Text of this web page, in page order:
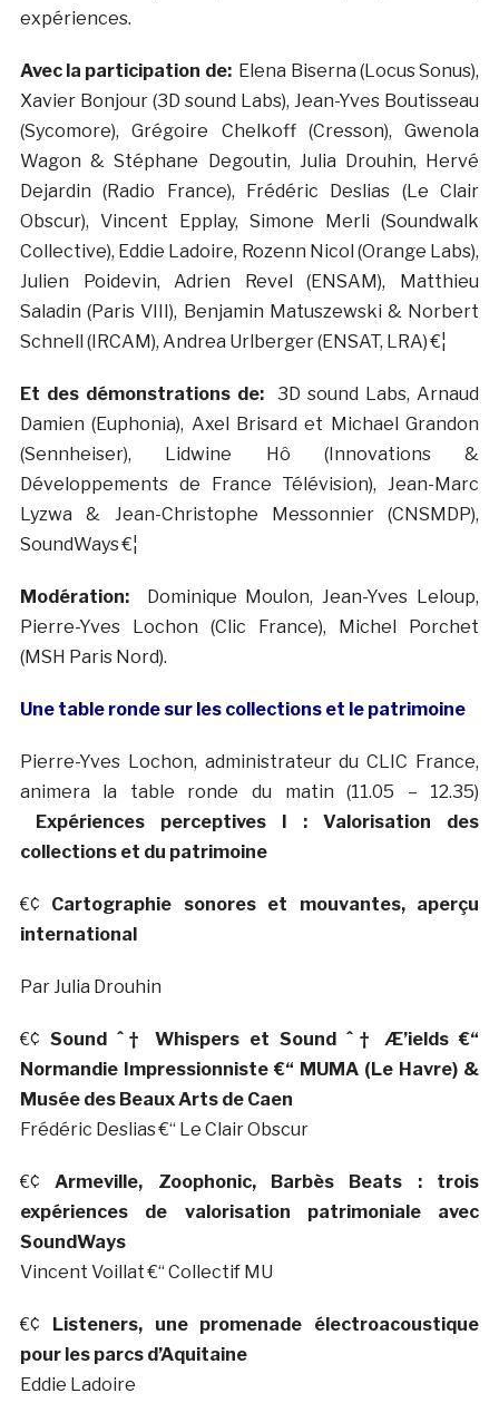
expériences.
Avec la participation de: Elena Biserna (Locus Sonus),
Xavier Bonjour (3D sound Labs), Jean-Yves Boutisseau
(Sycomore), Grégoire Chelkoff (Cresson), Gwenola
Wagon & Stéphane Degoutin, Julia Drouhin, Hervé
Dejardin (Radio France), Frédéric Deslias (Le Clair
Obscur), Vincent Epplay, Simone Merli (Soundwalk
Collective), Eddie Ladoire, Rozenn Nicol (Orange Labs),
Julien Poidevin, Adrien Revel (ENSAM), Matthieu
Saladin (Paris VIII), Benjamin Matuszewski & Norbert
Schnell (IRCAM), Andrea Urlberger (ENSAT, LRA) €¦
Et des démonstrations de:3D sound Labs, Arnaud
Damien (Euphonia), Axel Brisard et Michael Grandon
(Sennheiser), Lidwine Hô (Innovations &
Développements de France Télévision), Jean-Marc
Lyzwa & Jean-Christophe Messonnier (CNSMDP),
SoundWays €¦
Modération: Dominique Moulon, Jean-Yves Leloup,
Pierre-Yves Lochon (Clic France), Michel Porchet
(MSH Paris Nord).
Une table ronde sur les collections et le patrimoine
Pierre-Yves Lochon, administrateur du CLIC France,
animera la table ronde du matin (11.05 – 12.35)
Expériences perceptives I : Valorisation des
collections et du patrimoine
€¢ Cartographie sonores et mouvantes, aperçu
international
Par Julia Drouhin
€¢ Sound ˆ† Whispers et Sound ˆ† Æ’ields €“
Normandie Impressionniste €“ MUMA (Le Havre) &
Musée des Beaux Arts de Caen
Frédéric Deslias €“ Le Clair Obscur
€¢Armeville, Zoophonic, Barbès Beats : trois
expériences de valorisation patrimoniale avec
SoundWays
Vincent Voillat €“ Collectif MU
€¢ Listeners, une promenade électroacoustique
pour les parcs d’Aquitaine
Eddie Ladoire